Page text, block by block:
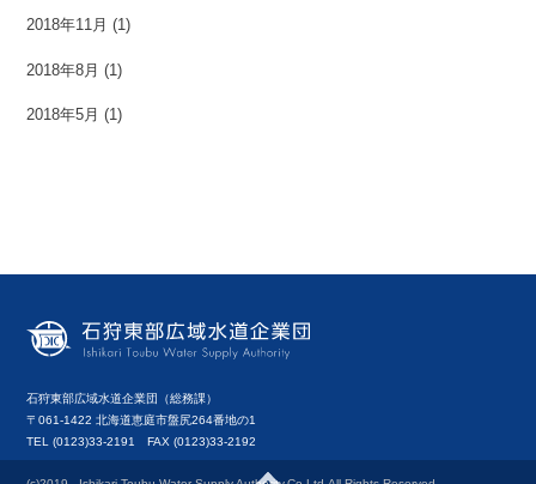
2018年11月 (1)
2018年8月 (1)
2018年5月 (1)
石狩東部広域水道企業団（総務課）
〒061-1422 北海道恵庭市盤尻264番地の1
TEL (0123)33-2191 FAX (0123)33-2192